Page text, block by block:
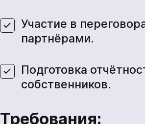
Участие в
партнёрами.
Подготовка
собственников.
Требования: